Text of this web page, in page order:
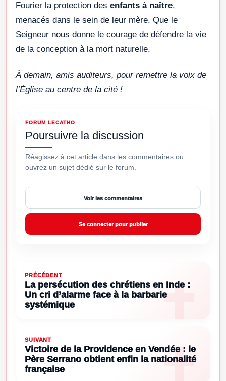
Fourier la protection des enfants à naître,
menacés dans le sein de leur mère. Que le
Seigneur nous donne le courage de défendre la vie
de la conception à la mort naturelle.
À demain, amis auditeurs, pour remettre la voix de
l’Église au centre de la cité !
FORUM LECATHO
Poursuivre la discussion
Réagissez à cet article dans les commentaires ou
ouvrez un sujet dédié sur le forum.
Voir les commentaires
Se connecter pour publier
PRÉCÉDENT
La persécution des chrétiens en Inde :
Un cri d’alarme face à la barbarie
systémique
SUIVANT
Victoire de la Providence en Vendée : le
Père Serrano obtient enfin la nationalité
française